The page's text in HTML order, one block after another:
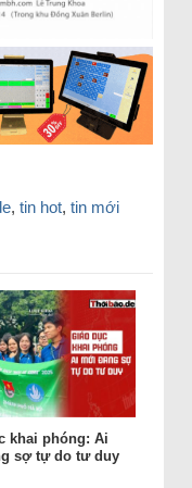
, tin hot, tin mới
khai phóng: Ai
sợ tự do tư duy